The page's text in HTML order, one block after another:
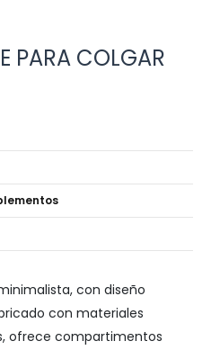
PARA COLGAR
con diseño
con materiales
ofrece compartimentos